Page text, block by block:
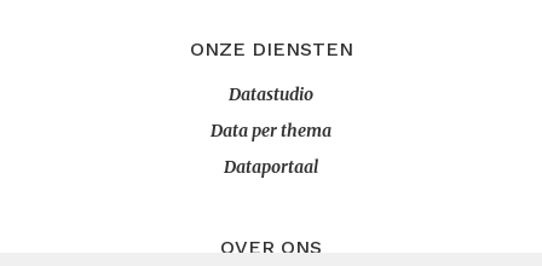
ONZE DIENSTEN
Datastudio
Data per thema
Dataportaal
OVER ONS